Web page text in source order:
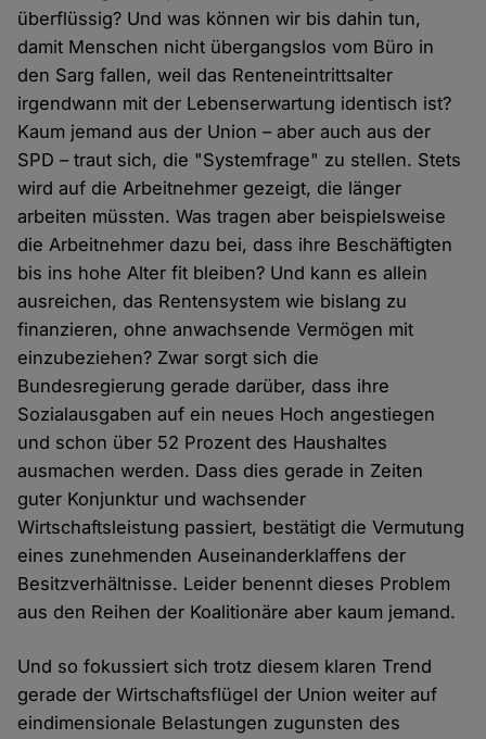
überflüssig? Und was können wir bis dahin tun,
damit Menschen nicht übergangslos vom Büro in
den Sarg fallen, weil das Renteneintrittsalter
irgendwann mit der Lebenserwartung identisch ist?
Kaum jemand aus der Union – aber auch aus der
SPD – traut sich, die "Systemfrage" zu stellen. Stets
wird auf die Arbeitnehmer gezeigt, die länger
arbeiten müssten. Was tragen aber beispielsweise
die Arbeitnehmer dazu bei, dass ihre Beschäftigten
bis ins hohe Alter fit bleiben? Und kann es allein
ausreichen, das Rentensystem wie bislang zu
finanzieren, ohne anwachsende Vermögen mit
einzubeziehen? Zwar sorgt sich die
Bundesregierung gerade darüber, dass ihre
Sozialausgaben auf ein neues Hoch angestiegen
und schon über 52 Prozent des Haushaltes
ausmachen werden. Dass dies gerade in Zeiten
guter Konjunktur und wachsender
Wirtschaftsleistung passiert, bestätigt die Vermutung
eines zunehmenden Auseinanderklaffens der
Besitzverhältnisse. Leider benennt dieses Problem
aus den Reihen der Koalitionäre aber kaum jemand.
Und so fokussiert sich trotz diesem klaren Trend
gerade der Wirtschaftsflügel der Union weiter auf
eindimensionale Belastungen zugunsten des